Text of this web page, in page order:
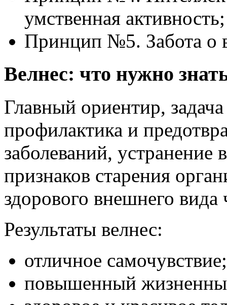
умственная активность;
Принцип №5. Забота о
Велнес: что нужно
Главный ориентир,
профилактика и
заболеваний,
признаков старения
здорового внешнего вида
Результаты велнес:
отличное самочувствие;
повышенный